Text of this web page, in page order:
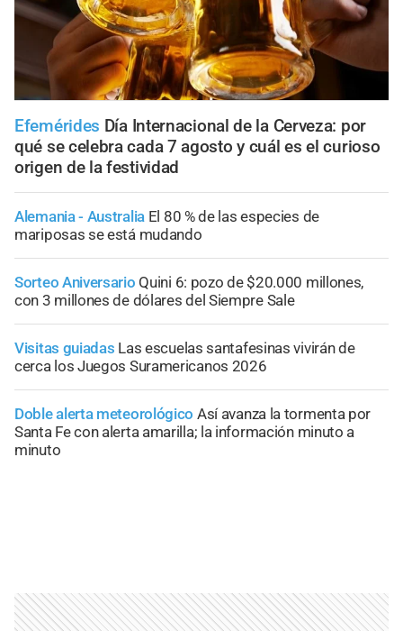
Efemérides Día Internacional de la Cerveza: por
qué se celebra cada 7 agosto y cuál es el curioso
origen de la festividad
Alemania - Australia El 80 % de las especies de
mariposas se está mudando
Sorteo Aniversario Quini 6: pozo de $20.000 millones,
con 3 millones de dólares del Siempre Sale
Visitas guiadas Las escuelas santafesinas vivirán de
cerca los Juegos Suramericanos 2026
Doble alerta meteorológico Así avanza la tormenta por
Santa Fe con alerta amarilla; la información minuto a
minuto